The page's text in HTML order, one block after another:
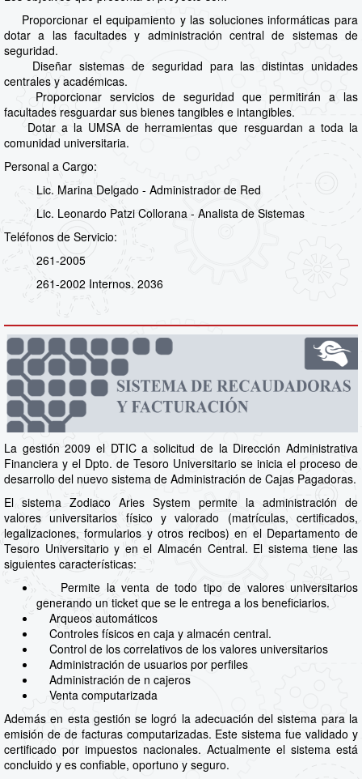
Proporcionar el equipamiento y las soluciones informáticas para
dotar a las facultades y administración central de sistemas de
seguridad.
Diseñar sistemas de seguridad para las distintas unidades
centrales y académicas.
Proporcionar servicios de seguridad que permitirán a las
facultades resguardar sus bienes tangibles e intangibles.
Dotar a la UMSA de herramientas que resguardan a toda la
comunidad universitaria.
Personal a Cargo:
Lic. Marina Delgado - Administrador de Red
Lic. Leonardo Patzi Collorana - Analista de Sistemas
Teléfonos de Servicio:
261-2005
261-2002 Internos. 2036
La gestión 2009 el DTIC a solicitud de la Dirección Administrativa
Financiera y el Dpto. de Tesoro Universitario se inicia el proceso de
desarrollo del nuevo sistema de Administración de Cajas Pagadoras.
El sistema Zodiaco Aries System permite la administración de
valores universitarios físico y valorado (matrículas, certificados,
legalizaciones, formularios y otros recibos) en el Departamento de
Tesoro Universitario y en el Almacén Central. El sistema tiene las
siguientes características:
Permite la venta de todo tipo de valores universitarios
generando un ticket que se le entrega a los beneficiarios.
Arqueos automáticos
Controles físicos en caja y almacén central.
Control de los correlativos de los valores universitarios
Administración de usuarios por perfiles
Administración de n cajeros
Venta computarizada
Además en esta gestión se logró la adecuación del sistema para la
emisión de de facturas computarizadas. Este sistema fue validado y
certificado por impuestos nacionales. Actualmente el sistema está
concluido y es confiable, oportuno y seguro.